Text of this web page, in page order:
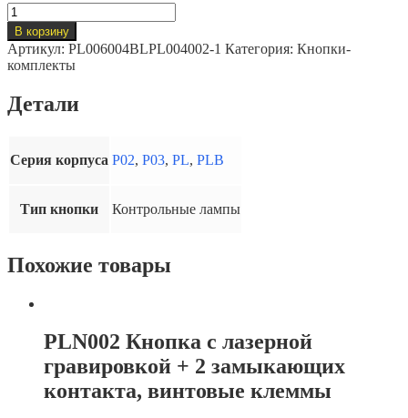
Количество
товара
PLSL1NL
Контрольная
лампа
патрон
перем./
В корзину
Артикул: PL006004BLPL004002-1 Категория: Кнопки-
комплекты
Детали
Серия корпуса P02, P03, PL, PLB
Тип кнопки Контрольные лампы
Похожие товары
PLN002 Кнопка с лазерной
гравировкой + 2 замыкающих
контакта, винтовые клеммы